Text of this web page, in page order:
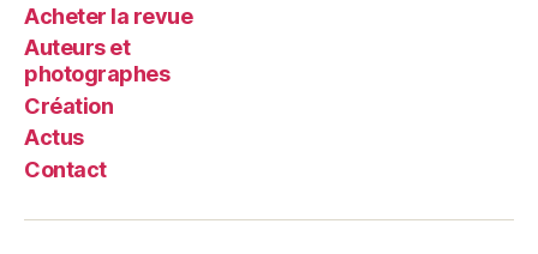
Acheter la revue
Auteurs et
photographes
Création
Actus
Contact